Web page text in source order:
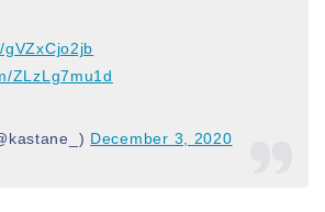
ZLzLg7mu1d
December 3, 2020